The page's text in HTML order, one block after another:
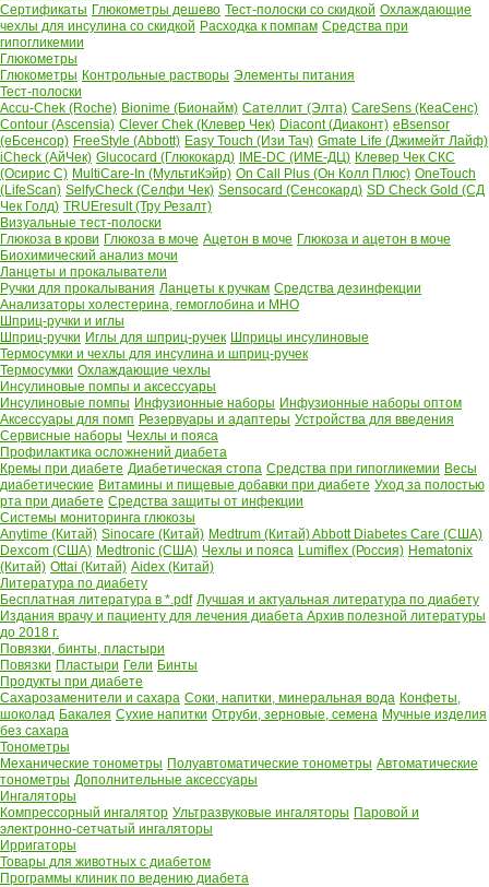
Сертификаты Глюкометры дешево Тест-полоски со скидкой Охлаждающие
чехлы для инсулина со скидкой Расходка к помпам Средства при
гипогликемии
Глюкометры
Глюкометры Контрольные растворы Элементы питания
Тест-полоски
Accu-Chek (Roche) Bionime (Бионайм) Сателлит (Элта) CareSens (КеаСенс)
Contour (Ascensia) Clever Chek (Клевер Чек) Diacont (Диаконт) eBsensor
(еБсенсор) FreeStyle (Abbott) Easy Touch (Изи Тач) Gmate Life (Джимейт Лайф)
iCheck (АйЧек) Glucocard (Глюкокард) IME-DC (ИМЕ-ДЦ) Клевер Чек СКС
(Осирис С) MultiCare-In (МультиКэйр) On Call Plus (Он Колл Плюс) OneTouch
(LifeScan) SelfyCheck (Селфи Чек) Sensocard (Сенсокард) SD Check Gold (СД
Чек Голд) TRUEresult (Тру Резалт)
Визуальные тест-полоски
Глюкоза в крови Глюкоза в моче Ацетон в моче Глюкоза и ацетон в моче
Биохимический анализ мочи
Ланцеты и прокалыватели
Ручки для прокалывания Ланцеты к ручкам Средства дезинфекции
Анализаторы холестерина, гемоглобина и МНО
Шприц-ручки и иглы
Шприц-ручки Иглы для шприц-ручек Шприцы инсулиновые
Термосумки и чехлы для инсулина и шприц-ручек
Термосумки Охлаждающие чехлы
Инсулиновые помпы и аксессуары
Инсулиновые помпы Инфузионные наборы Инфузионные наборы оптом
Аксессуары для помп Резервуары и адаптеры Устройства для введения
Сервисные наборы Чехлы и пояса
Профилактика осложнений диабета
Кремы при диабете Диабетическая стопа Средства при гипогликемии Весы
диабетические Витамины и пищевые добавки при диабете Уход за полостью
рта при диабете Средства защиты от инфекции
Системы мониторинга глюкозы
Anytime (Китай) Sinocare (Китай) Medtrum (Китай)Abbott Diabetes Care (США)
Dexcom (США) Medtronic (США) Чехлы и пояса Lumiflex (Россия) Hematonix
(Китай) Ottai (Китай) Aidex (Китай)
Литература по диабету
Бесплатная литература в *.pdf Лучшая и актуальная литература по диабету
Издания врачу и пациенту для лечения диабета Архив полезной литературы
до 2018 г.
Повязки, бинты, пластыри
Повязки Пластыри Гели Бинты
Продукты при диабете
Сахарозаменители и сахара Соки, напитки, минеральная вода Конфеты,
шоколад Бакалея Сухие напитки Отруби, зерновые, семена Мучные изделия
без сахара
Тонометры
Механические тонометры Полуавтоматические тонометры Автоматические
тонометры Дополнительные аксессуары
Ингаляторы
Компрессорный ингалятор Ультразвуковые ингаляторы Паровой и
электронно-сетчатый ингаляторы
Ирригаторы
Товары для животных с диабетом
Программы клиник по ведению диабета